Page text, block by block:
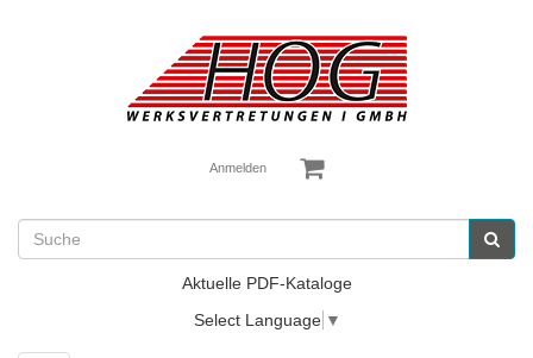
Anmelden
Aktuelle PDF-Kataloge
Select Language ▼